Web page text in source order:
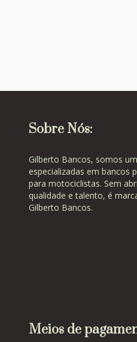
Sobre Nós:
Gilberto Bancos, somos
especializadas em bancos
para motociclistas. Sem
qualidade e talento, é
Gilberto Bancos.
Meios de